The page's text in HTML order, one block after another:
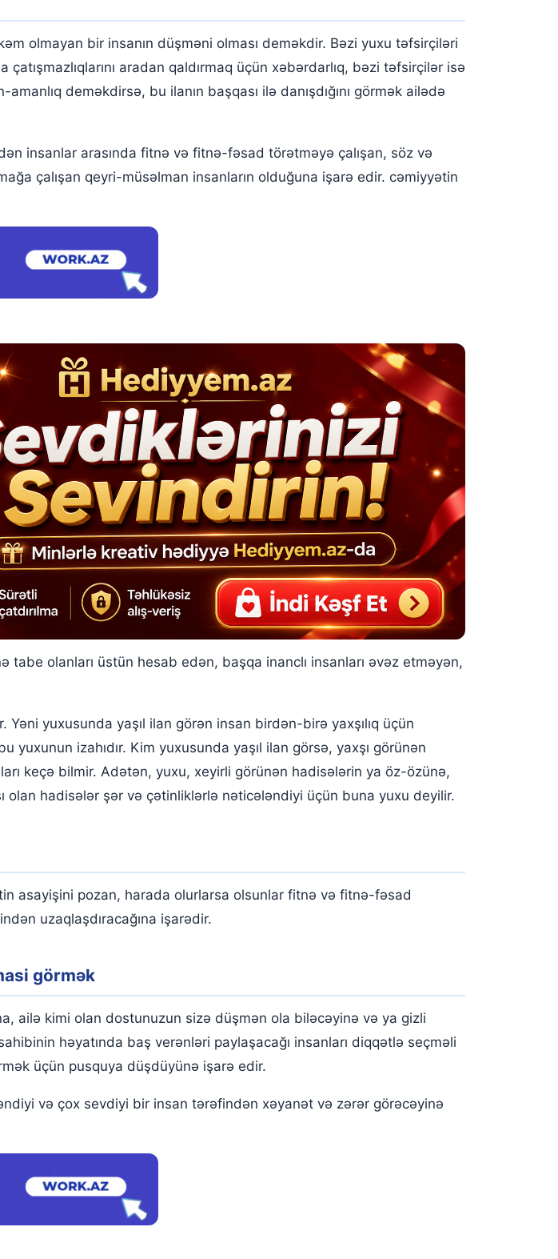
olmayan bir insanın düşməni olması deməkdir. Bəzi yuxu təfsirçiləri
aradan qaldırmaq üçün xəbərdarlıq, bəzi təfsirçilər isə
deməkdirsə, bu ilanın başqası ilə danışdığını görmək ailədə
insanlar arasında fitnə və fitnə-fəsad törətməyə çalışan, söz və
çalışan qeyri-müsəlman insanların olduğuna işarə edir. cəmiyyətin
olanları üstün hesab edən, başqa inanclı insanları əvəz etməyən,
yuxusunda yaşıl ilan görən insan birdən-birə yaxşılıq üçün
izahıdır. Kim yuxusunda yaşıl ilan görsə, yaxşı görünən
keçə bilmir. Adətən, yuxu, xeyirli görünən hadisələrin ya öz-özünə,
olan hadisələr şər və çətinliklərlə nəticələndiyi üçün buna yuxu deyilir.
asayişini pozan, harada olurlarsa olsunlar fitnə və fitnə-fəsad
uzaqlaşdıracağına işarədir.
görmək
ailə kimi olan dostunuzun sizə düşmən ola biləcəyinə və ya gizli
həyatında baş verənləri paylaşacağı insanları diqqətlə seçməli
üçün pusquya düşdüyünə işarə edir.
və çox sevdiyi bir insan tərəfindən xəyanət və zərər görəcəyinə